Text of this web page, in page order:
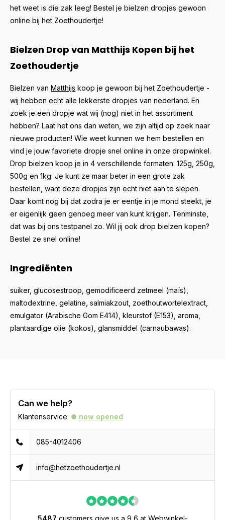
het weet is die zak leeg! Bestel je bielzen dropjes gewoon
online bij het Zoethoudertje!
Bielzen Drop van Matthijs Kopen bij het
Zoethoudertje
Bielzen van Matthijs koop je gewoon bij het Zoethoudertje -
wij hebben echt alle lekkerste dropjes van nederland. En
zoek je een dropje wat wij (nog) niet in het assortiment
hebben? Laat het ons dan weten, we zijn altijd op zoek naar
nieuwe producten! Wie weet kunnen we hem bestellen en
vind je jouw favoriete dropje snel online in onze dropwinkel.
Drop bielzen koop je in 4 verschillende formaten: 125g, 250g,
500g en 1kg. Je kunt ze maar beter in een grote zak
bestellen, want deze dropjes zijn echt niet aan te slepen.
Daar komt nog bij dat zodra je er eentje in je mond steekt, je
er eigenlijk geen genoeg meer van kunt krijgen. Tenminste,
dat was bij ons testpanel zo. Wil jij ook drop bielzen kopen?
Bestel ze snel online!
Ingrediënten
suiker, glucosestroop, gemodificeerd zetmeel (maïs),
maltodextrine, gelatine, salmiakzout, zoethoutwortelextract,
emulgator (Arabische Gom E414), kleurstof (E153), aroma,
plantaardige olie (kokos), glansmiddel (carnaubawas).
Can we help?
Klantenservice: now opened
085-4012406
info@hetzoethoudertje.nl
5487 customers give us a 9,6 at Webwinkel-